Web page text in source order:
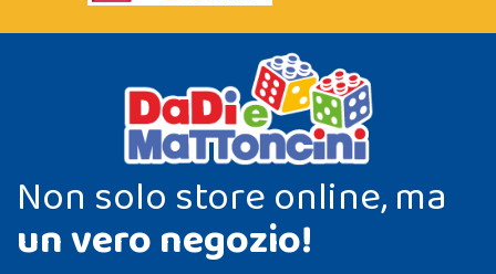
Non solo store online, ma
un vero negozio!